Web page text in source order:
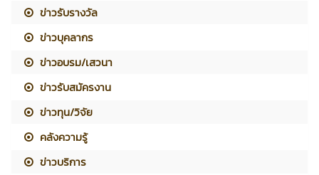
ข่าวรับรางวัล
ข่าวบุคลากร
ข่าวอบรม/เสวนา
ข่าวรับสมัครงาน
ข่าวทุน/วิจัย
คลังความรู้
ข่าวบริการ